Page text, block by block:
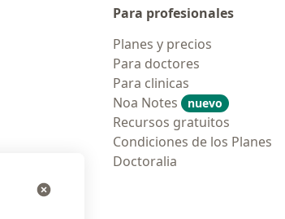
Para profesionales
Planes y precios
Para doctores
Para clinicas
Noa Notes
nuevo
Recursos gratuitos
Condiciones de los Planes
Doctoralia